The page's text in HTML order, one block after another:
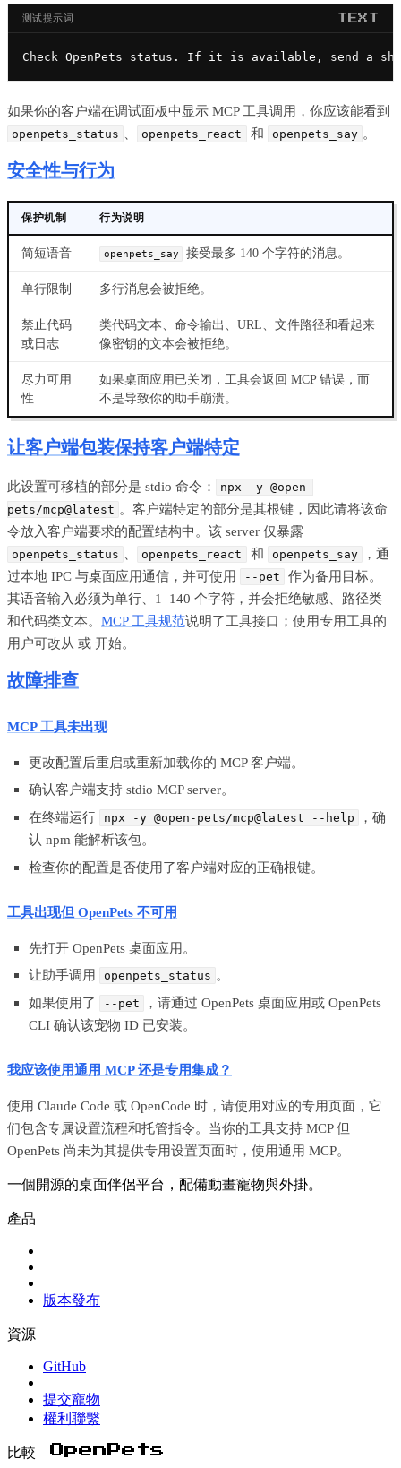
测试提示词 TEXT
Check OpenPets status. If it is available, send a
如果你的客户端在调试面板中显示 MCP 工具调用，你应该能看到
openpets_status openpets_react 和 openpets_say 。
安全性与行为
保护机制 行为说明
简短语音 openpets_say 接受最多 140 个字符的消息。
单行限制 多行消息会被拒绝。
禁止代码
或日志
类代码文本、命令输出、URL、文件路径和看起来
像密钥的文本会被拒绝。
尽力可用
性
如果桌面应用已关闭，工具会返回 MCP 错误，而
不是导致你的助手崩溃。
让客户端包装保持客户端特定
此设置可移植的部分是 stdio 命令：
npx -y @open-
pets/mcp@latest 。客户端特定的部分是其根键，因此请将该命
令放入客户端要求的配置结构中。该 server 仅暴露
openpets_status openpets_react 和 openpets_say
，通
过本地 IPC 与桌面应用通信，并可使用
--pet
作为备用目标。
其语音输入必须为单行、1–140 个字符，并会拒绝敏感、路径类
和代码类文本。 MCP 工具规范说明了工具接口；使用专用工具的
用户可改从 或 开始。
故障排查
MCP 工具未出现
更改配置后重启或重新加载你的 MCP 客户端。
确认客户端支持 stdio MCP server。
在终端运行
npx -y @open-pets/mcp@latest --help
，确
认 npm 能解析该包。
检查你的配置是否使用了客户端对应的正确根键。
工具出现但 OpenPets 不可用
先打开 OpenPets 桌面应用。
让助手调用
openpets_status 。
如果使用了
--pet
，请通过 OpenPets 桌面应用或 OpenPets
CLI 确认该宠物 ID 已安装。
我应该使用通用 MCP 还是专用集成？
使用 Claude Code 或 OpenCode 时，请使用对应的专用页面，它
们包含专属设置流程和托管指令。当你的工具支持 MCP 但
OpenPets 尚未为其提供专用设置页面时，使用通用 MCP。
一個開源的桌面伴侶平台，配備動畫寵物與外掛。
產品
版本發布
資源
GitHub
提交寵物
權利聯繫
比較 OpenPets